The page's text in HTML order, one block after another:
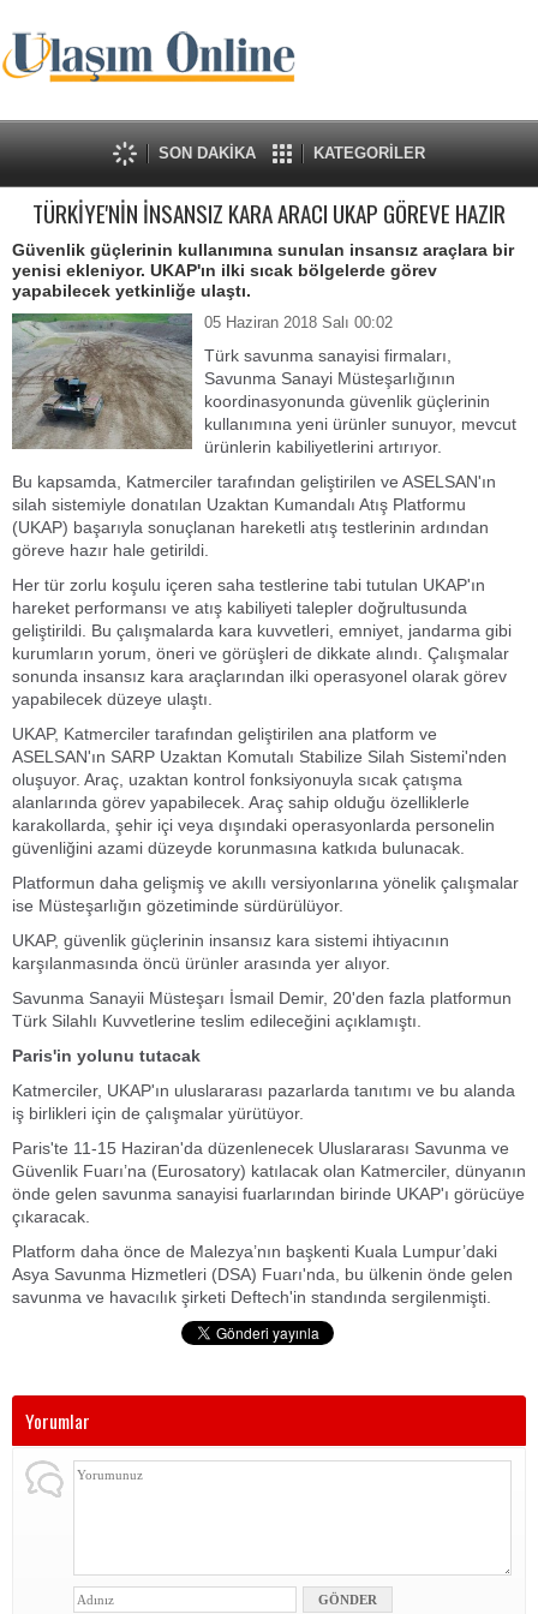
SON DAKİKA KATEGORİLER
TÜRKİYE'NİN İNSANSIZ KARA ARACI UKAP GÖREVE HAZIR
Güvenlik güçlerinin kullanımına sunulan insansız araçlara bir
yenisi ekleniyor. UKAP'ın ilki sıcak bölgelerde görev
yapabilecek yetkinliğe ulaştı.
05 Haziran 2018 Salı 00:02
Türk savunma sanayisi firmaları,
Savunma Sanayi Müsteşarlığının
koordinasyonunda güvenlik güçlerinin
kullanımına yeni ürünler sunuyor, mevcut
ürünlerin kabiliyetlerini artırıyor.
Bu kapsamda, Katmerciler tarafından geliştirilen ve ASELSAN'ın
silah sistemiyle donatılan Uzaktan Kumandalı Atış Platformu
(UKAP) başarıyla sonuçlanan hareketli atış testlerinin ardından
göreve hazır hale getirildi.
Her tür zorlu koşulu içeren saha testlerine tabi tutulan UKAP'ın
hareket performansı ve atış kabiliyeti talepler doğrultusunda
geliştirildi. Bu çalışmalarda kara kuvvetleri, emniyet, jandarma gibi
kurumların yorum, öneri ve görüşleri de dikkate alındı. Çalışmalar
sonunda insansız kara araçlarından ilki operasyonel olarak görev
yapabilecek düzeye ulaştı.
UKAP, Katmerciler tarafından geliştirilen ana platform ve
ASELSAN'ın SARP Uzaktan Komutalı Stabilize Silah Sistemi'nden
oluşuyor. Araç, uzaktan kontrol fonksiyonuyla sıcak çatışma
alanlarında görev yapabilecek. Araç sahip olduğu özelliklerle
karakollarda, şehir içi veya dışındaki operasyonlarda personelin
güvenliğini azami düzeyde korunmasına katkıda bulunacak.
Platformun daha gelişmiş ve akıllı versiyonlarına yönelik çalışmalar
ise Müsteşarlığın gözetiminde sürdürülüyor.
UKAP, güvenlik güçlerinin insansız kara sistemi ihtiyacının
karşılanmasında öncü ürünler arasında yer alıyor.
Savunma Sanayii Müsteşarı İsmail Demir, 20'den fazla platformun
Türk Silahlı Kuvvetlerine teslim edileceğini açıklamıştı.
Paris'in yolunu tutacak
Katmerciler, UKAP'ın uluslararası pazarlarda tanıtımı ve bu alanda
iş birlikleri için de çalışmalar yürütüyor.
Paris'te 11-15 Haziran'da düzenlenecek Uluslararası Savunma ve
Güvenlik Fuarı’na (Eurosatory) katılacak olan Katmerciler, dünyanın
önde gelen savunma sanayisi fuarlarından birinde UKAP'ı görücüye
çıkaracak.
Platform daha önce de Malezya’nın başkenti Kuala Lumpur’daki
Asya Savunma Hizmetleri (DSA) Fuarı'nda, bu ülkenin önde gelen
savunma ve havacılık şirketi Deftech'in standında sergilenmişti.
Yorumlar